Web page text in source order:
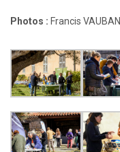
Photos : Francis VAUBAN